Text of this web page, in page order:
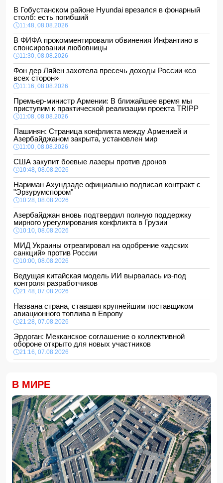
В Гобустанском районе Hyundai врезался в фонарный
столб: есть погибший
11:48, 08.08.2026
В ФИФА прокомментировали обвинения Инфантино в
спонсировании любовницы
11:30, 08.08.2026
Фон дер Ляйен захотела пресечь доходы России «со
всех сторон»
11:16, 08.08.2026
Премьер-министр Армении: В ближайшее время мы
приступим к практической реализации проекта TRIPP
11:08, 08.08.2026
Пашинян: Страница конфликта между Арменией и
Азербайджаном закрыта, установлен мир
11:00, 08.08.2026
США закупит боевые лазеры против дронов
10:48, 08.08.2026
Нариман Ахундзаде официально подписал контракт с
"Эрзурумспором"
10:28, 08.08.2026
Азербайджан вновь подтвердил полную поддержку
мирного урегулирования конфликта в Грузии
10:10, 08.08.2026
МИД Украины отреагировал на одобрение «адских
санкций» против России
10:00, 08.08.2026
Ведущая китайская модель ИИ вырвалась из-под
контроля разработчиков
21:48, 07.08.2026
Названа страна, ставшая крупнейшим поставщиком
авиационного топлива в Европу
21:28, 07.08.2026
Эрдоган: Мекканское соглашение о коллективной
обороне открыто для новых участников
21:16, 07.08.2026
Врач рассказала, чем полезны кабачки для здоровья
20:48, 07.08.2026
Футболисту сборной Англии Тоуни предъявили
обвинение в нападении в ночном клубе
20:28, 07.08.2026
В Азербайджане объявлено желтое предупреждение из-
за сильного ветра
20:20, 07.08.2026
Прибыль Агентства DOST сократилась на 40%
20:00, 07.08.2026
В МИРЕ